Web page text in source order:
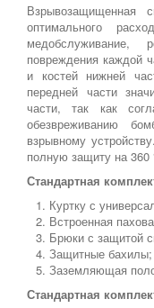
Взрывозащищенная
оптимального
медобслуживание,
повреждения каждой
и костей нижней
передней части
части, так как
обезвреживанию
взрывному
полную защиту на 360
Стандартная
Куртку с
Встроенная
Брюки с защитой
Защитные бахилы;
Заземляющая
Стандартная